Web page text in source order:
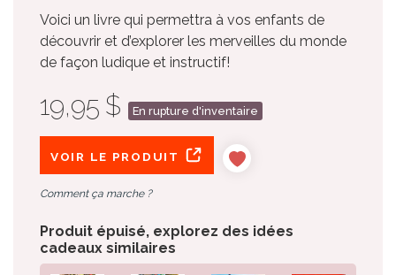
Voici un livre qui permettra à vos enfants de
découvrir et d’explorer les merveilles du monde
de façon ludique et instructif!
19,95 $ En rupture d'inventaire
VOIR LE PRODUIT
Comment ça marche ?
Produit épuisé, explorez des idées
cadeaux similaires